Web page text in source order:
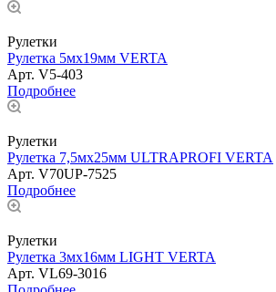
Рулетки
Рулетка 5мх19мм VERTA
Арт. V5-403
Подробнее
Рулетки
Рулетка 7,5мх25мм ULTRAPROFI VERTA
Арт. V70UP-7525
Подробнее
Рулетки
Рулетка 3мх16мм LIGHT VERTA
Арт. VL69-3016